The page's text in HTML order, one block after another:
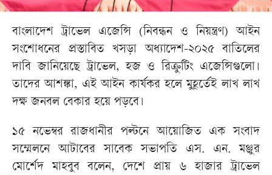
বাংলাদেশ ট্রাভেল এজেন্সি (নিবন্ধন ও নিয়ন্ত্রণ) আইন
সংশোধনের প্রস্তাবিত খসড়া অধ্যাদেশ-২০২৫ বাতিলের
দাবি জানিয়েছে ট্রাভেল, হজ ও রিক্রুটিং এজেন্সিগুলো।
তাদের আশঙ্কা, এই আইন কার্যকর হলে মুহূর্তেই লাখ লাখ
দক্ষ জনবল বেকার হয়ে পড়বে।
১৫ নভেম্বর রাজধানীর পল্টনে আয়োজিত এক সংবাদ
সম্মেলনে আটাবের সাবেক সভাপতি এস. এন. মঞ্জুর
মোর্শেদ মাহবুব বলেন, দেশে প্রায় ৬ হাজার ট্রাভেল